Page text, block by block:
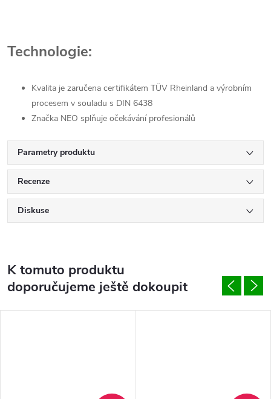
Technologie:
Kvalita je zaručena certifikátem TÜV Rheinland a výrobním
procesem v souladu s DIN 6438
Značka NEO splňuje očekávání profesionálů
Parametry produktu
Recenze
Diskuse
K tomuto produktu
doporučujeme ještě dokoupit